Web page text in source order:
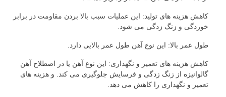
کاهش هزینه های تولید: این عملیات سبب بالا بردن مقاومت در برابر
خوردگی و زنگ زدگی می شود.
طول عمر بالا: این نوع آهن طول عمر بالایی دارد.
کاهش هزینه های تعمیر و نگهداری: این نوع آهن یا در اصطلاح آهن
گالوانیزه از زنگ زدگی و فرسایش جلوگیری می کند. و هزینه های
تعمیر و نگهداری را کاهش می دهد.